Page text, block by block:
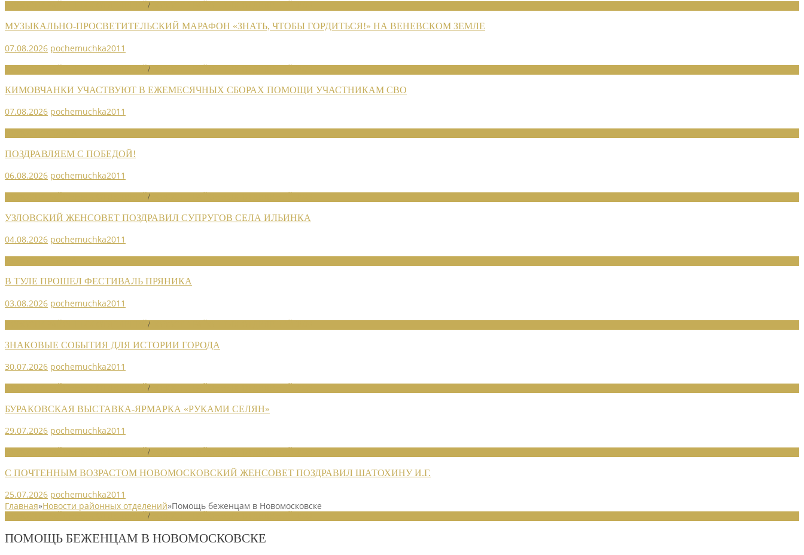
/
МУЗЫКАЛЬНО-ПРОСВЕТИТЕЛЬСКИЙ МАРАФОН «ЗНАТЬ, ЧТОБЫ ГОРДИТЬСЯ!» НА ВЕНЕВСКОМ ЗЕМЛЕ
07.08.2026 pochemuchka2011
/
КИМОВЧАНКИ УЧАСТВУЮТ В ЕЖЕМЕСЯЧНЫХ СБОРАХ ПОМОЩИ УЧАСТНИКАМ СВО
07.08.2026 pochemuchka2011
ПОЗДРАВЛЯЕМ С ПОБЕДОЙ!
06.08.2026 pochemuchka2011
/
УЗЛОВСКИЙ ЖЕНСОВЕТ ПОЗДРАВИЛ СУПРУГОВ СЕЛА ИЛЬИНКА
04.08.2026 pochemuchka2011
В ТУЛЕ ПРОШЕЛ ФЕСТИВАЛЬ ПРЯНИКА
03.08.2026 pochemuchka2011
/
ЗНАКОВЫЕ СОБЫТИЯ ДЛЯ ИСТОРИИ ГОРОДА
30.07.2026 pochemuchka2011
/
БУРАКОВСКАЯ ВЫСТАВКА-ЯРМАРКА «РУКАМИ СЕЛЯН»
29.07.2026 pochemuchka2011
/
С ПОЧТЕННЫМ ВОЗРАСТОМ НОВОМОСКОВСКИЙ ЖЕНСОВЕТ ПОЗДРАВИЛ ШАТОХИНУ И.Г.
25.07.2026 pochemuchka2011
Главная»Новости районных отделений»Помощь беженцам в Новомосковске
/
ПОМОЩЬ БЕЖЕНЦАМ В НОВОМОСКОВСКЕ